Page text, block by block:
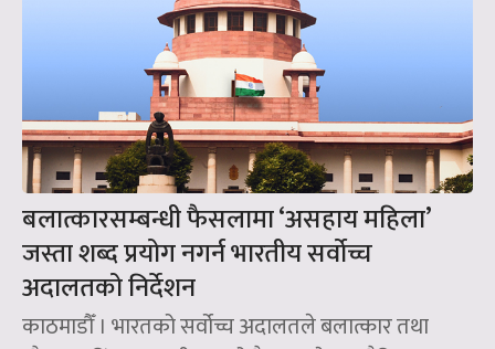
बलात्कारसम्बन्धी फैसलामा ‘असहाय महिला’
जस्ता शब्द प्रयोग नगर्न भारतीय सर्वोच्च
अदालतको निर्देशन
काठमाडौँ । भारतको सर्वोच्च अदालतले बलात्कार तथा